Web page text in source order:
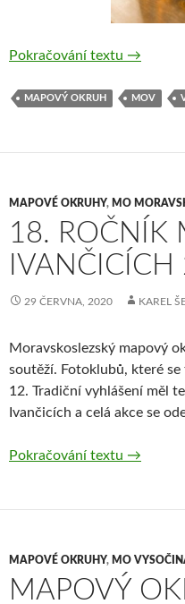
Pokračování textu Mapový
→
MAPOVÝ OKRUH MOV
MAPOVÉ OKRUHY, MO
18. ROČNÍK
29 ČERVNA, 2020 KAREL
Moravskoslezský mapový
soutěží. Fotoklubů, které
12. Tradiční vyhlášení měl
Ivančicích a celá akce se
Pokračování textu 18.
→
MAPOVÉ OKRUHY, MO
MAPOVÝ